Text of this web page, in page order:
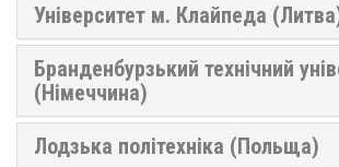
Університет м. Клайпеда
Бранденбурзький технічний
(Німеччина)
Лодзька політехніка (Польща)